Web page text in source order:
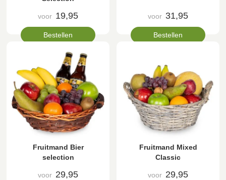
voor 19,95
Bestellen
voor 31,95
Bestellen
Fruitmand Bier
selection
voor 29,95
Fruitmand Mixed
Classic
voor 29,95